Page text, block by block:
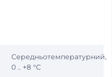
Середньотемпературний,
0 .. +8 °C